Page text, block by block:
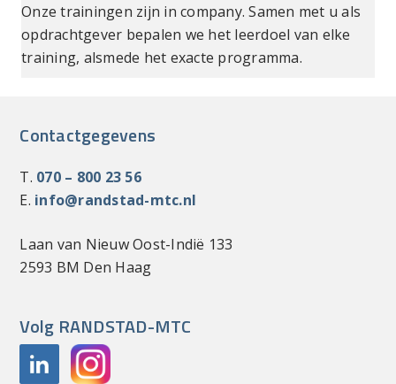
Onze trainingen zijn in company. Samen met u als
opdrachtgever bepalen we het leerdoel van elke
training, alsmede het exacte programma.
Contactgegevens
T. 070 – 800 23 56
E. info@randstad-mtc.nl
Laan van Nieuw Oost-Indië 133
2593 BM Den Haag
Volg RANDSTAD-MTC